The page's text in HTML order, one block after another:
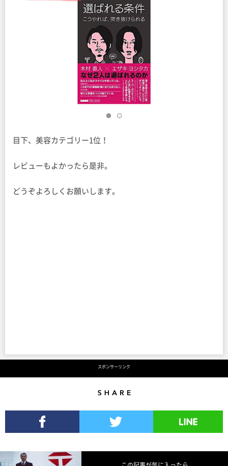
目下、美容カテゴリー1位！
レビューもよかったら是非。
どうぞよろしくお願いします。
スポンサーリンク